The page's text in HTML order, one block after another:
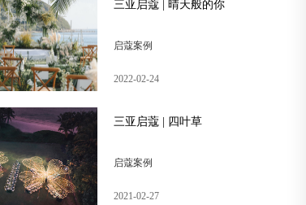
三亚启蔻 | 晴天般的你
启蔻案例
2022-02-24
三亚启蔻 | 四叶草
启蔻案例
2021-02-27